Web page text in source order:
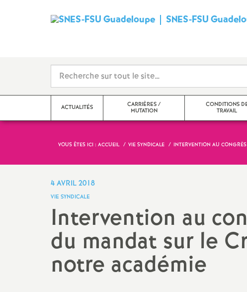
SNES-FSU
ACTUALITÉS
CARRIÈRES /
MUTATION
CONDITIONS
TRAVAIL
VOUS ÊTES ICI : ACCUEIL VIE SYNDICALE INTERVENTION AU
4 AVRIL 2018
VIE SYNDICALE
Intervention au
du mandat sur le
notre académie